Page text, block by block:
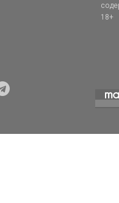
18+